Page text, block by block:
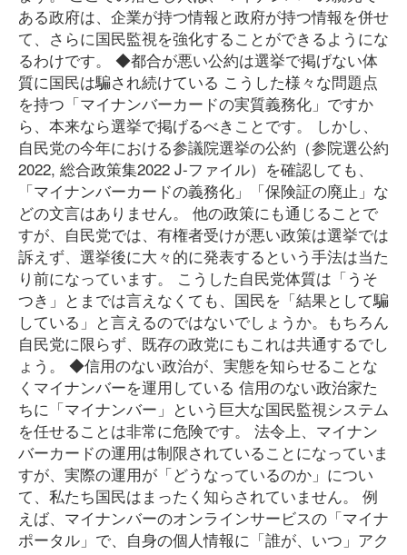
ある政府は、企業が持つ情報と政府が持つ情報を併せ
て、さらに国民監視を強化することができるようにな
るわけです。 ◆都合が悪い公約は選挙で掲げない体
質に国民は騙され続けている こうした様々な問題点
を持つ「マイナンバーカードの実質義務化」ですか
ら、本来なら選挙で掲げるべきことです。 しかし、
自民党の今年における参議院選挙の公約（参院選公約
2022, 総合政策集2022 J-ファイル）を確認しても、
「マイナンバーカードの義務化」「保険証の廃止」な
どの文言はありません。 他の政策にも通じることで
すが、自民党では、有権者受けが悪い政策は選挙では
訴えず、選挙後に大々的に発表するという手法は当た
り前になっています。 こうした自民党体質は「うそ
つき」とまでは言えなくても、国民を「結果として騙
している」と言えるのではないでしょうか。もちろん
自民党に限らず、既存の政党にもこれは共通するでし
ょう。 ◆信用のない政治が、実態を知らせることな
くマイナンバーを運用している 信用のない政治家た
ちに「マイナンバー」という巨大な国民監視システム
を任せることは非常に危険です。 法令上、マイナン
バーカードの運用は制限されていることになっていま
すが、実際の運用が「どうなっているのか」につい
て、私たち国民はまったく知らされていません。 例
えば、マイナンバーのオンラインサービスの「マイナ
ポータル」で、自身の個人情報に「誰が、いつ」アク